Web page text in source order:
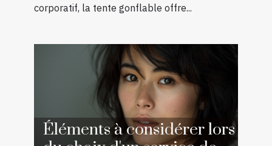
corporatif, la tente gonflable offre...
Éléments à considérer lors